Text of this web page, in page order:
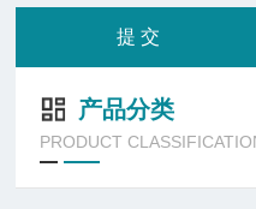
产品分类
PRODUCT